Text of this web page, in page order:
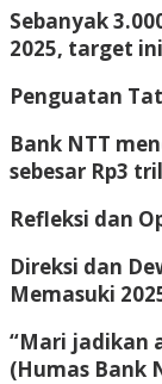
Sebanyak
2025, target
Penguatan
Bank NTT
sebesar Rp3
Refleksi dan
Direksi dan
Memasuki
“Mari jadikan
(Humas Bank